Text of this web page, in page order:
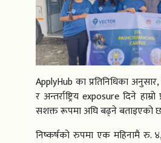
ApplyHub का प्रतिनिधिका
र अन्तर्राष्ट्रिय exposure दिने
सशक्त रूपमा अघि बढ्ने बताइएको
निष्कर्षको रुपमा एक महिनामै रु.